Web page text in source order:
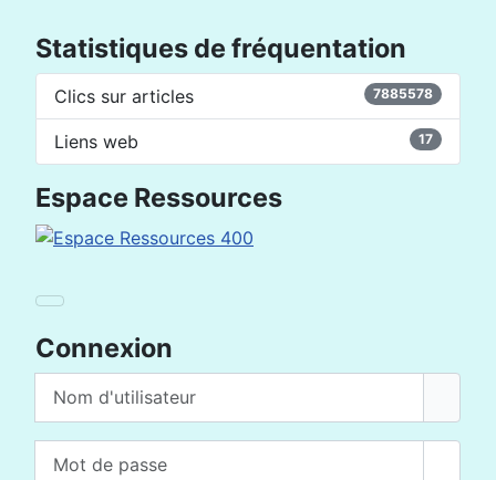
Espace Ressources
Connexion
Statistiques de fréquentation
Clics sur articles 7885578
Liens web 17